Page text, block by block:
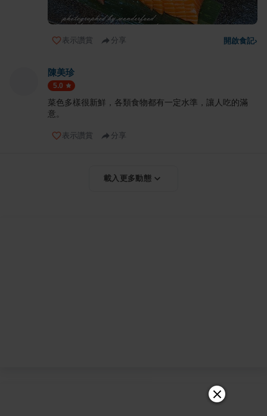
表示讚賞 分享 開啟食記›
陳美珍
5.0
菜色多樣很新鮮，各類食物都有一定水準，讓人吃的滿
意。
表示讚賞 分享
載入更多動態